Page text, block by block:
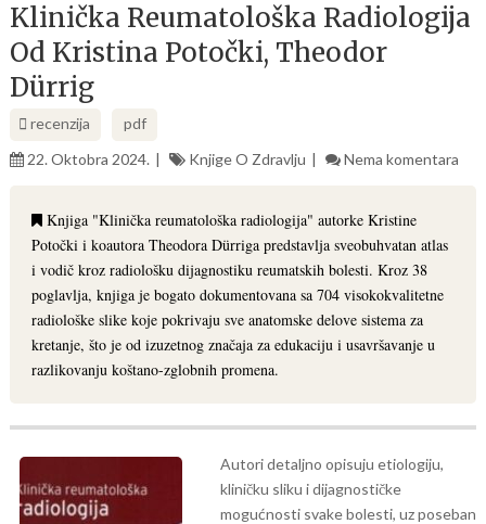
Klinička Reumatološka Radiologija
Od Kristina Potočki, Theodor
Dürrig
recenzija
pdf
22. Oktobra 2024.
Knjige O Zdravlju Nema komentara
Knjiga "Klinička reumatološka radiologija" autorke Kristine
Potočki i koautora Theodora Dürriga predstavlja sveobuhvatan atlas
i vodič kroz radiološku dijagnostiku reumatskih bolesti. Kroz 38
poglavlja, knjiga je bogato dokumentovana sa 704 visokokvalitetne
radiološke slike koje pokrivaju sve anatomske delove sistema za
kretanje, što je od izuzetnog značaja za edukaciju i usavršavanje u
razlikovanju koštano-zglobnih promena.
Autori detaljno opisuju etiologiju,
kliničku sliku i dijagnostičke
mogućnosti svake bolesti, uz poseban